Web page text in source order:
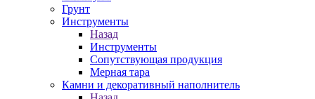
Грунт
Инструменты
Назад
Инструменты
Сопутствующая продукция
Мерная тара
Камни и декоративный наполнитель